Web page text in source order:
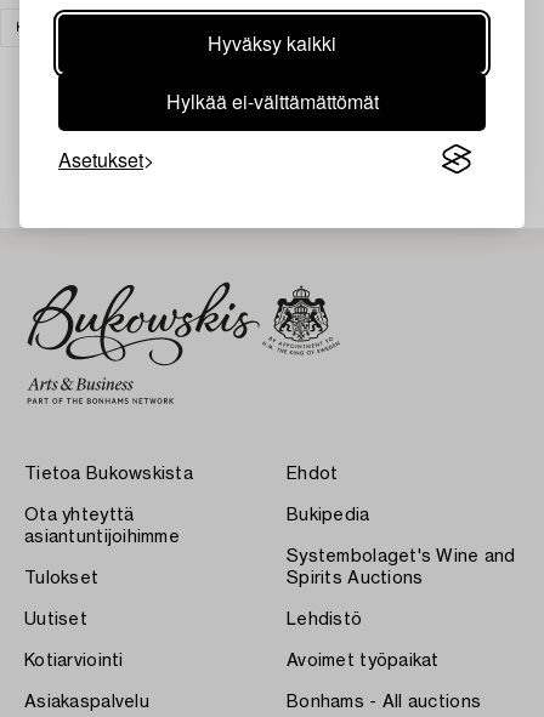
Hyväksy kaikki
Hylkää ei-välttämättömät
Asetukset
KELLOT
Juuri nyt ei löytynyt hakuasi vastaavia kohteita.
Tietoa Bukowskista
Ota yhteyttä
asiantuntijoihimme
Tulokset
Uutiset
Kotiarviointi
Asiakaspalvelu
Ehdot
Bukipedia
Systembolaget's Wine and
Spirits Auctions
Lehdistö
Avoimet työpaikat
Bonhams - All auctions